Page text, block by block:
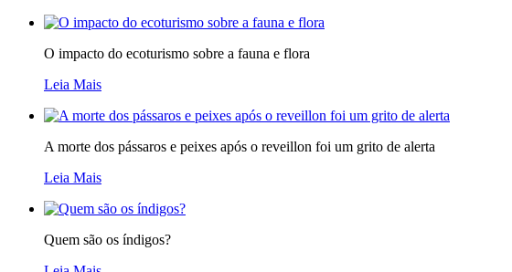
O impacto do ecoturismo sobre a fauna e flora
Leia Mais
A morte dos pássaros e peixes após o reveillon foi um grito de alerta
Leia Mais
Quem são os índigos?